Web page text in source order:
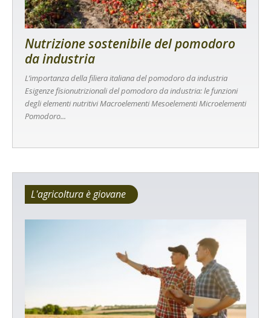
Nutrizione sostenibile del pomodoro
da industria
L’importanza della filiera italiana del pomodoro da industria
Esigenze fisionutrizionali del pomodoro da industria: le funzioni
degli elementi nutritivi Macroelementi Mesoelementi Microelementi
Pomodoro...
L'agricoltura è giovane